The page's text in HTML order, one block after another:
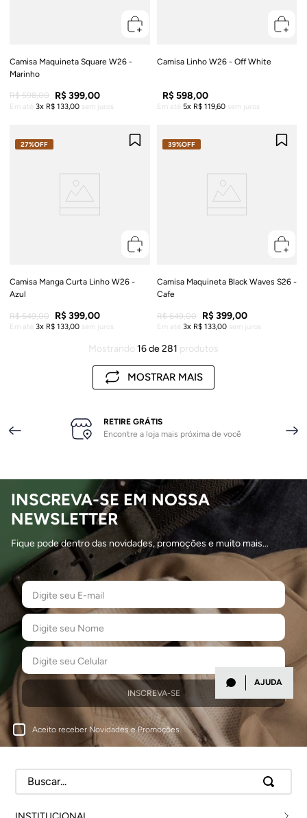
AJUDA
Camisa Maquineta Square W26 -
Marinho
R$ 598,00 R$399,00
Em até 3 R$ 133,00 sem juros
Camisa Linho W26 - Off White
R$ 598,00
Em até 5 R$ 119,60sem juros
27%OFF
Camisa Manga Curta Linho W26 -
Azul
R$ 549,00 R$399,00
Em até 3 R$ 133,00 sem juros
39%OFF
Camisa Maquineta Black Waves S26 -
Cafe
R$ 649,00 R$ 399,00
Em até 3 R$ 133,00sem juros
Mostrando 16 de 281
MOSTRAR MAIS
RETIRE GRÁTIS
Encontre a loja mais próxima de você
INSCREVA-SE EM NOSSA
NEWSLETTER
Fique pode dentro das novidades, promoções e muito mais...
INSCREVA-SE
Aceito receber Novidades e Promoções
Buscar...